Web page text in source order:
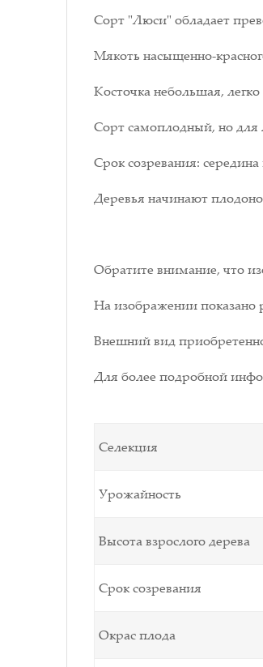
Сорт "Люси" обладает
Мякоть насыщенно-
Косточка небольшая, легко
Сорт самоплодный, но для
Срок созревания:
Деревья начинают
Обратите внимание, что
На изображении показано
Внешний вид
Для более подробной
Селекция
Урожайность
Высота взрослого дерева
Срок созревания
Окрас плода